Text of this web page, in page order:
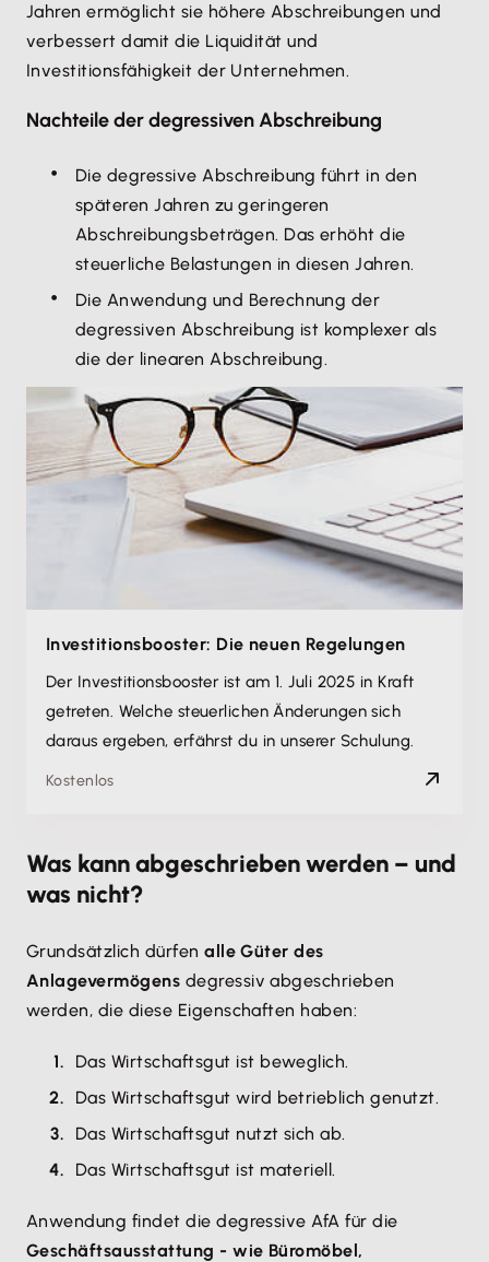
Jahren ermöglicht sie höhere Abschreibungen und
verbessert damit die Liquidität und
Investitionsfähigkeit der Unternehmen.
Nachteile der degressiven Abschreibung
Die degressive Abschreibung führt in den
späteren Jahren zu geringeren
Abschreibungsbeträgen. Das erhöht die
steuerliche Belastungen in diesen Jahren.
Die Anwendung und Berechnung der
degressiven Abschreibung ist komplexer als
die der linearen Abschreibung.
Investitionsbooster: Die neuen Regelungen
Der Investitionsbooster ist am 1. Juli 2025 in Kraft
getreten. Welche steuerlichen Änderungen sich
daraus ergeben, erfährst du in unserer Schulung.
Kostenlos
Was kann abgeschrieben werden – und
was nicht?
Grundsätzlich dürfenalle Güter des
Anlagevermögens degressiv abgeschrieben
werden, die diese Eigenschaften haben:
Das Wirtschaftsgut ist beweglich.
Das Wirtschaftsgut wird betrieblich genutzt.
Das Wirtschaftsgut nutzt sich ab.
Das Wirtschaftsgut ist materiell.
Anwendung findet die degressive AfA für die
Geschäftsausstattung - wie Büromöbel,